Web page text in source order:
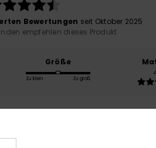
Bewertungen seit Oktober 2025
empfehlen dieses Produkt
Größe
Zu klein Zu groß